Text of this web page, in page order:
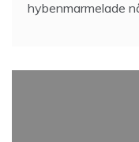
hybenmarmelade